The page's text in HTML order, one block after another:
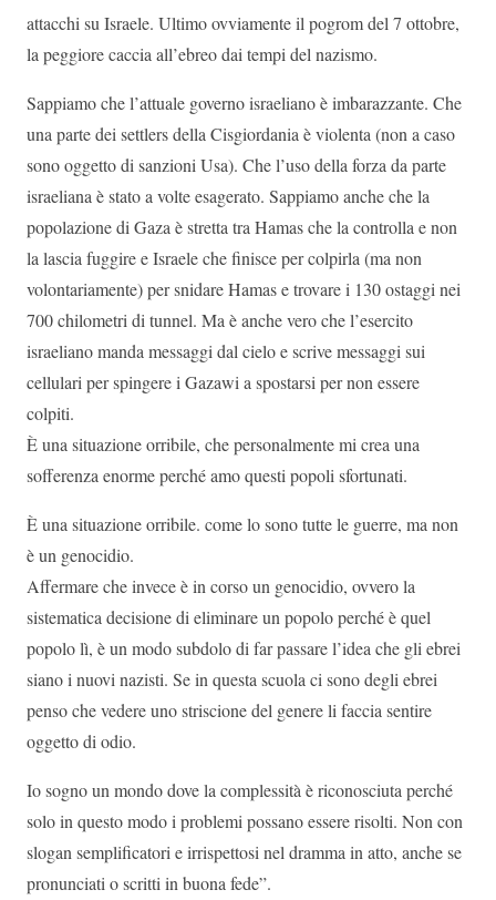
attacchi su Israele. Ultimo ovviamente il pogrom del 7 ottobre,
la peggiore caccia all’ebreo dai tempi del nazismo.
Sappiamo che l’attuale governo israeliano è imbarazzante. Che
una parte dei settlers della Cisgiordania è violenta (non a caso
sono oggetto di sanzioni Usa). Che l’uso della forza da parte
israeliana è stato a volte esagerato. Sappiamo anche che la
popolazione di Gaza è stretta tra Hamas che la controlla e non
la lascia fuggire e Israele che finisce per colpirla (ma non
volontariamente) per snidare Hamas e trovare i 130 ostaggi nei
700 chilometri di tunnel. Ma è anche vero che l’esercito
israeliano manda messaggi dal cielo e scrive messaggi sui
cellulari per spingere i Gazawi a spostarsi per non essere
colpiti.
È una situazione orribile, che personalmente mi crea una
sofferenza enorme perché amo questi popoli sfortunati.
È una situazione orribile. come lo sono tutte le guerre, ma non
è un genocidio.
Affermare che invece è in corso un genocidio, ovvero la
sistematica decisione di eliminare un popolo perché è quel
popolo lì, è un modo subdolo di far passare l’idea che gli ebrei
siano i nuovi nazisti. Se in questa scuola ci sono degli ebrei
penso che vedere uno striscione del genere li faccia sentire
oggetto di odio.
Io sogno un mondo dove la complessità è riconosciuta perché
solo in questo modo i problemi possano essere risolti. Non con
slogan semplificatori e irrispettosi nel dramma in atto, anche se
pronunciati o scritti in buona fede”.